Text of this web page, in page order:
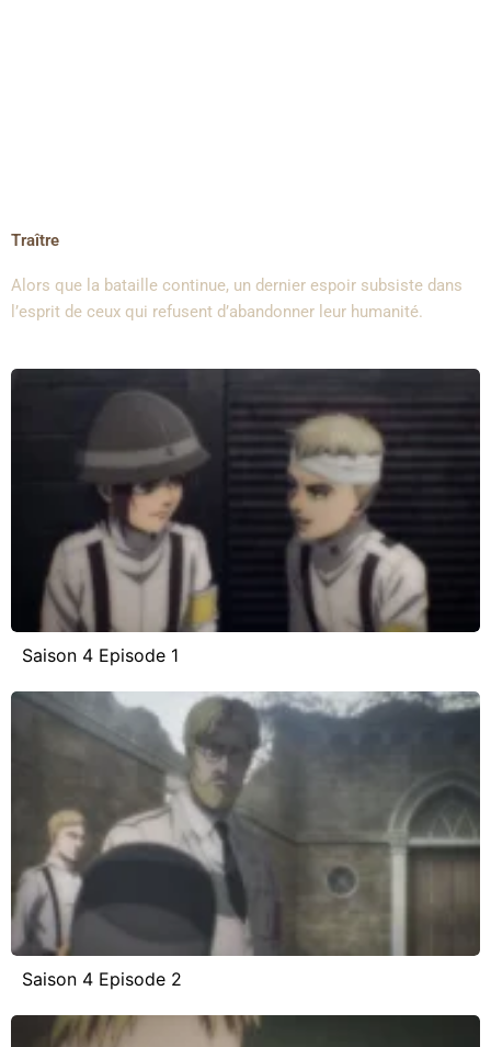
Traître
Alors que la bataille continue, un dernier espoir subsiste dans
l’esprit de ceux qui refusent d’abandonner leur humanité.
Saison 4 Episode 1
Saison 4 Episode 2